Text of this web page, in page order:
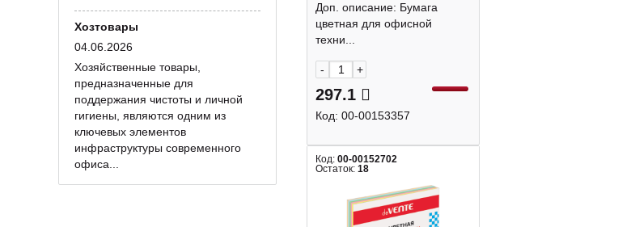
Хозтовары
04.06.2026
Хозяйственные товары,
предназначенные для
поддержания чистоты и личной
гигиены, являются одним из
ключевых элементов
инфраструктуры современного
офиса...
Доп. описание: Бумага
цветная для офисной
техни...
- +
297.1
Код: 00-00153357
Код: 00-00152702
Остаток: 18